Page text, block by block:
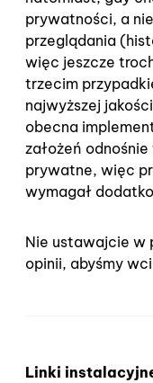
prywatności, a
przeglądania
więc jeszcze
trzecim
najwyższej
obecna
założeń
prywatne, więc
wymagał
Nie ustawajcie w
opinii, abyśmy
Linki